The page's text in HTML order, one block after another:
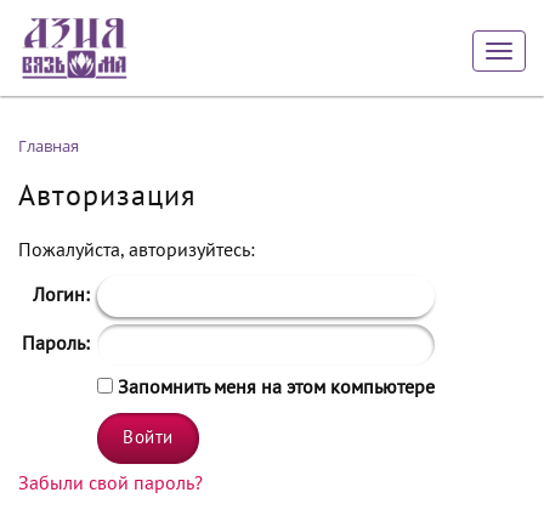
Главная
Авторизация
Пожалуйста, авторизуйтесь:
Логин:
Пароль:
Запомнить меня на этом компьютере
Забыли свой пароль?